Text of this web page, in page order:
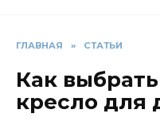
ГЛАВНАЯ » СТАТЬИ
Как
кресло для